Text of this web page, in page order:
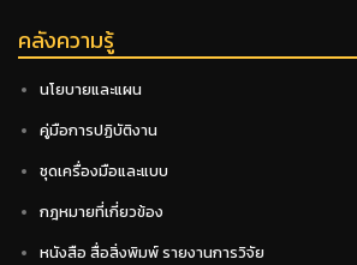
คลังความรู้
นโยบายและแผน
คู่มือการปฏิบัติงาน
ชุดเครื่องมือและแบบ
กฎหมายที่เกี่ยวข้อง
หนังสือ สื่อสิ่งพิมพ์ รายงานการวิจัย